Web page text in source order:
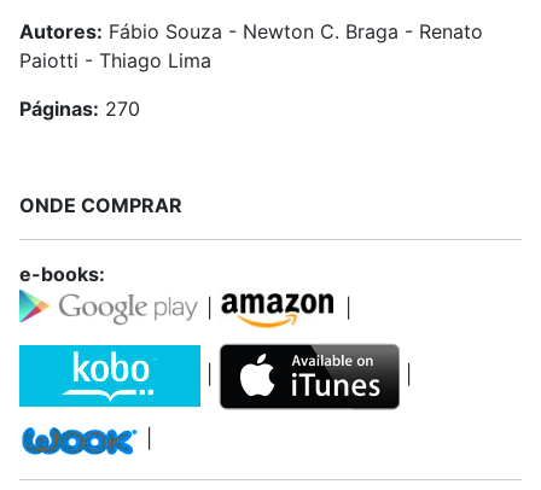
Autores: Fábio Souza - Newton C. Braga - Renato
Paiotti - Thiago Lima
Páginas: 270
ONDE COMPRAR
e-books: